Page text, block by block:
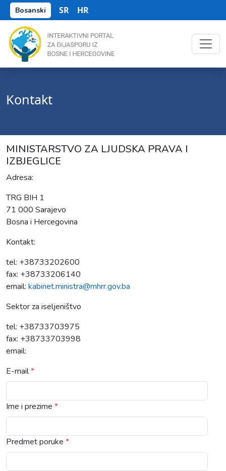
Bosanski SR HR
Kontakt
MINISTARSTVO ZA LJUDSKA PRAVA I
IZBJEGLICE
Adresa:
TRG BIH 1
71 000 Sarajevo
Bosna i Hercegovina
Kontakt:
tel: +38733202600
fax: +38733206140
email: kabinet.ministra@mhrr.gov.ba
Sektor za iseljeništvo
tel: +38733703975
fax: +38733703998
email:
E-mail*
Ime i prezime *
Predmet poruke *